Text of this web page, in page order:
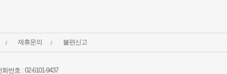
제휴문의 불편신고
번호 : 02-6101-9437